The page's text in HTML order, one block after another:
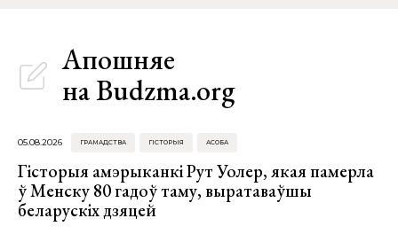
Апошняе
на Budzma.org
05.08.2026 ГРАМАДСТВА ГІСТОРЫЯ АСОБА
Гісторыя амэрыканкі Рут Уолер, якая памерла
ў Менску 80 гадоў таму, выратаваўшы
беларускіх дзяцей